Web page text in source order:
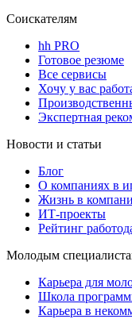
Соискателям
hh PRO
Готовое резюме
Все сервисы
Хочу у вас
Экспертная
Новости и статьи
Блог
О компаниях в
Жизнь в
ИТ-проекты
Рейтинг
Молодым
Карьера для
Школа
Карьера в